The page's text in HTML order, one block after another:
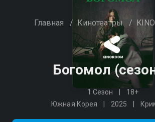
Главная / Кинотеатры /
Богомол
1 Сезон
18+
Южная Корея
2025